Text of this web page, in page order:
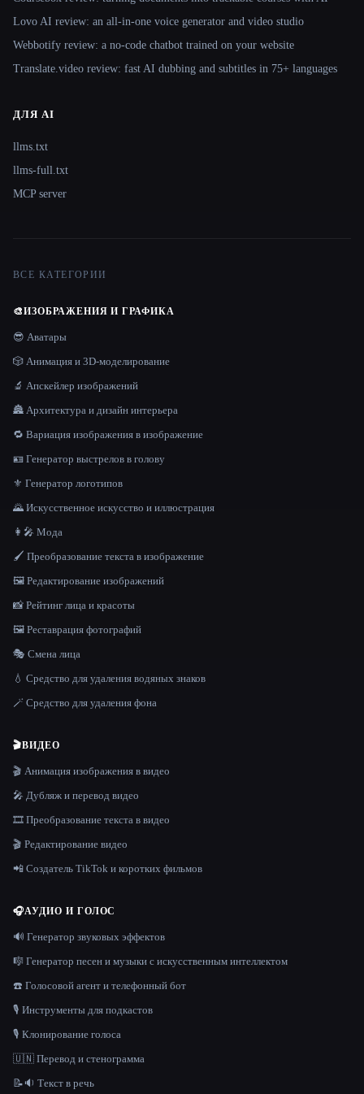
Lovo AI review: an all-in-one voice generator and video studio
Webbotify review: a no-code chatbot trained on your website
Translate.video review: fast AI dubbing and subtitles in 75+ languages
ДЛЯ AI
llms.txt
llms-full.txt
MCP server
ВСЕ КАТЕГОРИИ
🎨ИЗОБРАЖЕНИЯ И ГРАФИКА
😎 Аватары
🎲 Анимация и 3D-моделирование
🔬 Апскейлер изображений
🏯 Архитектура и дизайн интерьера
🔁 Вариация изображения в изображение
🪪 Генератор выстрелов в голову
⚜️ Генератор логотипов
🌄 Искусственное искусство и иллюстрация
👩‍🎤 Мода
🖌️ Преобразование текста в изображение
🖼️ Редактирование изображений
📸 Рейтинг лица и красоты
🖼️ Реставрация фотографий
🎭 Смена лица
💧 Средство для удаления водяных знаков
🪄 Средство для удаления фона
🎬ВИДЕО
🎬 Анимация изображения в видео
🎤 Дубляж и перевод видео
🎞️ Преобразование текста в видео
🎬 Редактирование видео
📲 Создатель TikTok и коротких фильмов
🎧АУДИО И ГОЛОС
🔊 Генератор звуковых эффектов
🎼 Генератор песен и музыки с искусственным интеллектом
☎️ Голосовой агент и телефонный бот
🎙️ Инструменты для подкастов
🎙️ Клонирование голоса
🇺🇳 Перевод и стенограмма
📝🔉 Текст в речь